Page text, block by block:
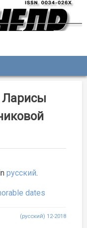
журнала «Разведка
Ларисы
русский.
dates
(русский) 12-2018